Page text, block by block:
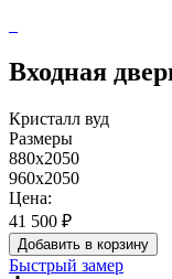
Входная
Кристалл вуд
Размеры
880x2050
960x2050
Цена:
41 500 ₽
Добавить в корзину
Быстрый замер